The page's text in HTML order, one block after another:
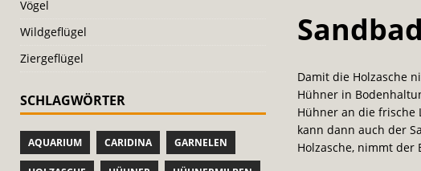
Damit die Holzasche
Hühner in
Hühner an die frische
kann dann auch der
Holzasche, nimmt der
Vögel
Wildgeflügel
Ziergeflügel
SCHLAGWÖRTER
AQUARIUM CARIDINA GARNELEN